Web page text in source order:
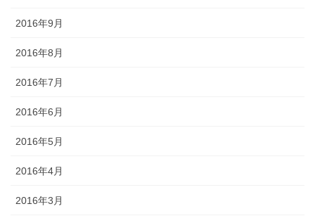
2016年9月
2016年8月
2016年7月
2016年6月
2016年5月
2016年4月
2016年3月